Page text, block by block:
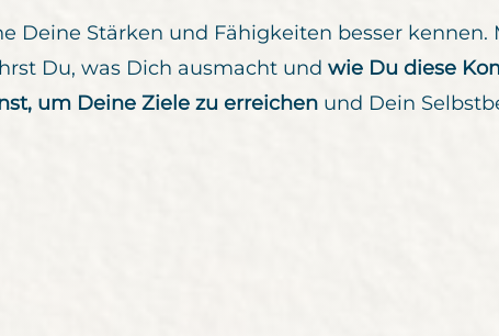
Deine Stärken und Fähigkeiten besser kennen.
Du, was Dich ausmacht undwie Du diese
um Deine Ziele zu erreichen und Dein